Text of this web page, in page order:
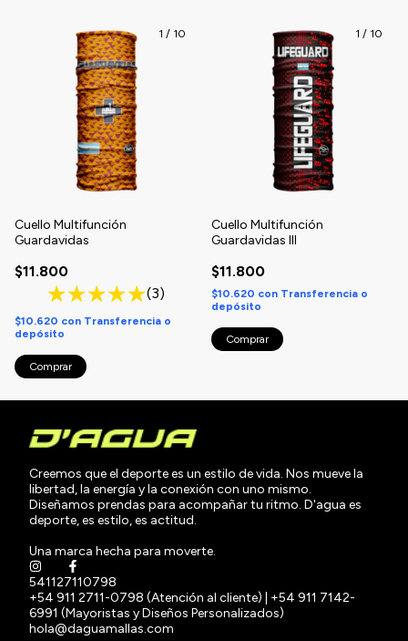
1 / 10
Cuello Multifunción
Guardavidas
$11.800
(3)
$10.620 con Transferencia o
depósito
1 / 10
Cuello Multifunción
Guardavidas III
$11.800
$10.620 con Transferencia o
depósito
Creemos que el deporte es un estilo de vida. Nos mueve la
libertad, la energía y la conexión con uno mismo.
Diseñamos prendas para acompañar tu ritmo. D'agua es
deporte, es estilo, es actitud.
Una marca hecha para moverte.
541127110798
+54 911 2711-0798 (Atención al cliente) | +54 911 7142-
6991 (Mayoristas y Diseños Personalizados)
hola@daguamallas.com